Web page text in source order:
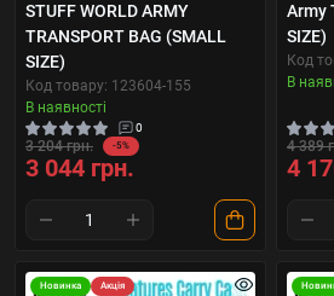
STUFF WORLD ARMY
TRANSPORT BAG (SMALL
SIZE)
Код товару: 123604-155
В наявності
0
3 204 грн. -5%
3 044 грн.
Army
SIZE)
Код
В
4 389
4
Новинка Акція